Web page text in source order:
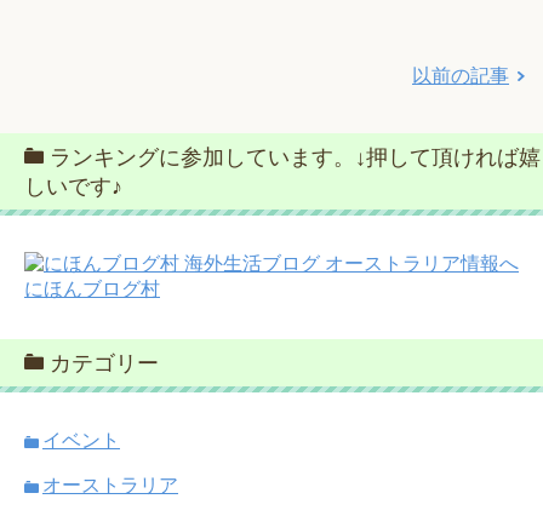
以前の記事
ランキングに参加しています。↓押して頂ければ嬉
しいです♪
にほんブログ村
カテゴリー
イベント
オーストラリア